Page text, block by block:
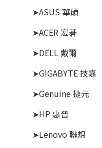
➤ASUS 華碩
➤ACER 宏碁
➤DELL 戴爾
➤GIGABYTE 技嘉
➤Genuine 捷元
➤HP 惠普
➤Lenovo 聯想